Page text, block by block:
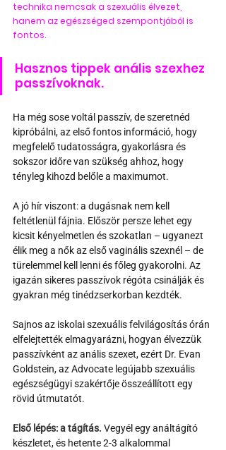
technika nemcsak a szexuális élvezet,
hanem az egészséged szempontjából is
fontos.
Hasznos tippek anális szexhez
passzívoknak.
Ha még sose voltál passzív, de szeretnéd
kipróbálni, az első fontos információ, hogy
megfelelő tudatosságra, gyakorlásra és
sokszor időre van szükség ahhoz, hogy
tényleg kihozd belőle a maximumot.
A jó hír viszont: a dugásnak nem kell
feltétlenül fájnia. Először persze lehet egy
kicsit kényelmetlen és szokatlan – ugyanezt
élik meg a nők az első vaginális szexnél – de
türelemmel kell lenni és főleg gyakorolni. Az
igazán sikeres passzívok régóta csinálják és
gyakran még tinédzserkorban kezdték.
Sajnos az iskolai szexuális felvilágosítás órán
elfelejtették elmagyarázni, hogyan élvezzük
passzívként az anális szexet, ezért Dr. Evan
Goldstein, az Advocate legújabb szexuális
egészségügyi szakértője összeállított egy
rövid útmutatót.
Első lépés: a tágítás. Vegyél egy análtágító
készletet, és hetente 2-3 alkalommal